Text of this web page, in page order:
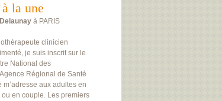
la une
à PARIS
clinicien
je suis inscrit sur le
National des
Régional de Santé
aux adultes en
en couple. Les premiers